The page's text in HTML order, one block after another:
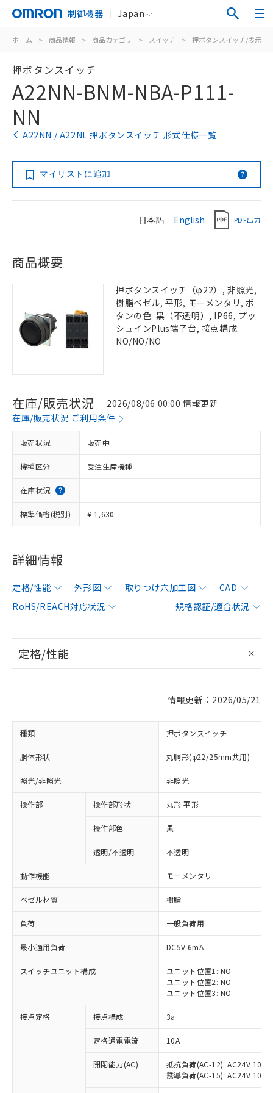
制御機器 Japan
ホーム > 商品情報 > 商品カテゴリ > スイッチ > 押ボタンスイッチ/表示灯
押ボタンスイッチ
A22NN-BNM-NBA-P111-
NN
A22NN / A22NL 押ボタンスイッチ 形式仕様一覧
マイリストに追加
日本語 English PDF出力
商品概要
押ボタンスイッチ（φ22）, 非照光,
樹脂ベゼル, 平形, モーメンタリ, ボ
タンの色: 黒（不透明）, IP66, プッ
シュインPlus端子台, 接点構成:
NO/NO/NO
在庫/販売状況
2026/08/06 00:00 情報更新
在庫/販売状況 ご利用条件
販売状況 販売中
機種区分 受注生産機種
在庫状況
標準価格(税別) ¥ 1,630
詳細情報
定格/性能 外形図 取りつけ穴加工図
CAD
RoHS/REACH対応状況
規格認証/適合状況
定格/性能
情報更新：2026/05/21
種類 押ボタンスイッチ
胴体形状 丸胴形(φ22/25mm共用)
照光/非照光 非照光
操作部 操作部形状 丸形 平形
操作部色 黒
透明/不透明 不透明
動作機能 モーメンタリ
ベゼル材質 樹脂
負荷 一般負荷用
最小適用負荷 DC5V 6mA
スイッチユニット構成
ユニット位置1: NO
ユニット位置2: NO
ユニット位置3: NO
接点定格 接点構成 3a
定格通電電流 10A
開閉能力(AC)
抵抗負荷(AC-12): AC24V 10A/
誘導負荷(AC-15): AC24V
※1 対応状況
対応済み：EU RoHS指令（10物質）の
非含有に対応した製品が提供可能な商品で
対応予定：EU RoHS指令（10物質）の非含